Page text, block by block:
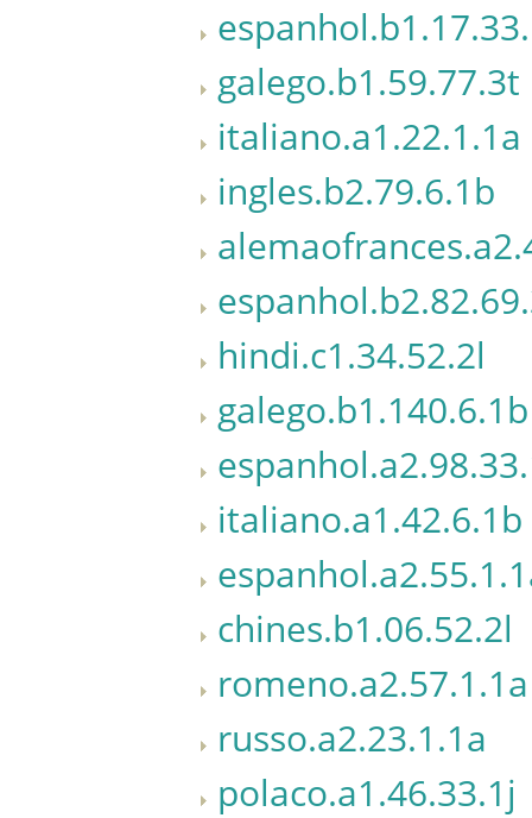
galego.b1.59.77.3t
italiano.a1.22.1.1a
ingles.b2.79.6.1b
hindi.c1.34.52.2l
galego.b1.140.6.1b
italiano.a1.42.6.1b
chines.b1.06.52.2l
romeno.a2.57.1.1a
russo.a2.23.1.1a
polaco.a1.46.33.1j